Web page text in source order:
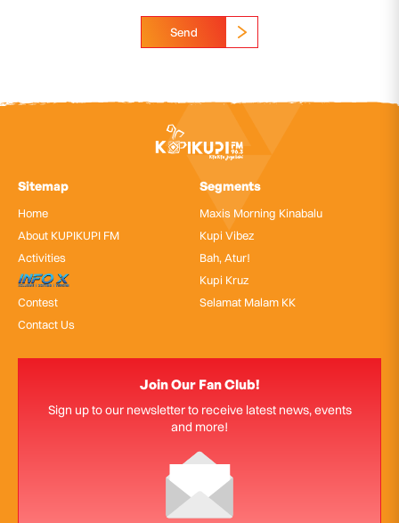
Send
Sitemap
Home
About KUPIKUPI FM
Activities
InfoX
Contest
Contact Us
Segments
Maxis Morning Kinabalu
Kupi Vibez
Bah, Atur!
Kupi Kruz
Selamat Malam KK
Join Our Fan Club!
Sign up to our newsletter to receive latest news, events
and more!